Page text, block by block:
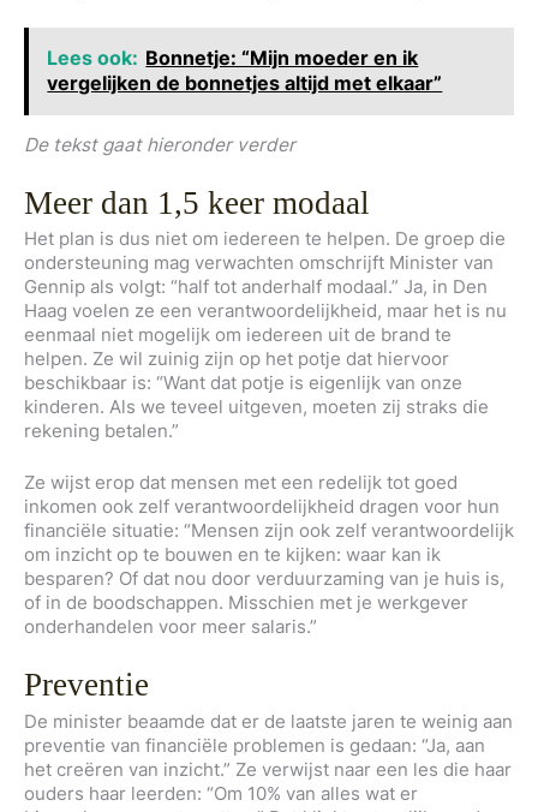
Lees ook: Bonnetje: “Mijn moeder en ik
vergelijken de bonnetjes altijd met elkaar”
De tekst gaat hieronder verder
Meer dan 1,5 keer modaal
Het plan is dus niet om iedereen te helpen. De groep die
ondersteuning mag verwachten omschrijft Minister van
Gennip als volgt: “half tot anderhalf modaal.” Ja, in Den
Haag voelen ze een verantwoordelijkheid, maar het is nu
eenmaal niet mogelijk om iedereen uit de brand te
helpen. Ze wil zuinig zijn op het potje dat hiervoor
beschikbaar is: “Want dat potje is eigenlijk van onze
kinderen. Als we teveel uitgeven, moeten zij straks die
rekening betalen.”
Ze wijst erop dat mensen met een redelijk tot goed
inkomen ook zelf verantwoordelijkheid dragen voor hun
financiële situatie: “Mensen zijn ook zelf verantwoordelijk
om inzicht op te bouwen en te kijken: waar kan ik
besparen? Of dat nou door verduurzaming van je huis is,
of in de boodschappen. Misschien met je werkgever
onderhandelen voor meer salaris.”
Preventie
De minister beaamde dat er de laatste jaren te weinig aan
preventie van financiële problemen is gedaan: “Ja, aan
het creëren van inzicht.” Ze verwijst naar een les die haar
ouders haar leerden: “Om 10% van alles wat er